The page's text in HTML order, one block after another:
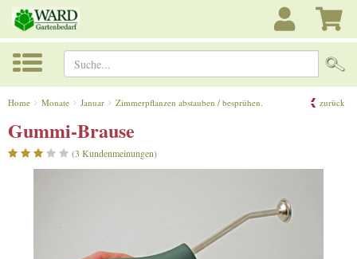
Suche...
Home Monate Januar Zimmerpflanzen abstauben / besprühen. zurück
Gummi-Brause
(3 Kundenmeinungen)